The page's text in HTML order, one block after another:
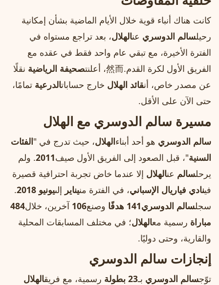
كانت هناك أنباء قوية خلال الأيام الماضية بشأن إمكانية
رحيلسالم الدوسري عنالهلال، بعد تراجع مستواه في
الفترة الأخيرة، مع تبقي عام واحد فقط في عقده مع
الفريق الأول لكرة القدم.然而، أعلنت
صحيفة الرياضية نقلًا
عن مصدر خاص، أنقائد الهلال خارج حساباتالدرعية تمامًا،
حتى الآن على الأقل.
مسيرة سالم الدوسري مع الهلال
سالم الدوسري هو أحد أبناءالهلال، حيث تدرج في "الفئات
السنية"، قبل الصعود إلى الفريق الأول صيف2011. ولم
يرحلسالم عنالهلال إلا عندما خاض تجربة احترافية قصيرة
فينادي فياريال الإسباني، في الفترة منيناير إلىيونيو 2018
.
سجلسالم الدوسري141 هدفًا وصنع106 آخرين، خلال484
مباراة رسمية معالهلال؛ في مختلف المسابقات المحلية
والقارية، وحتى دوليًا.
إنجازات سالم الدوسري
توّجسالم الدوسري بـ23 بطولة رسمية، مع فريقالهلال